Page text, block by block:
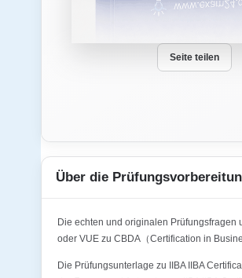
Seite teilen
Über die
Die echten und originalen Prüfungsfragen
oder VUE zu CBDA（Certification in
Die Prüfungsunterlage zu IIBA IIBA